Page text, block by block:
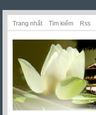
Trang nhất Tìm kiếm Rss